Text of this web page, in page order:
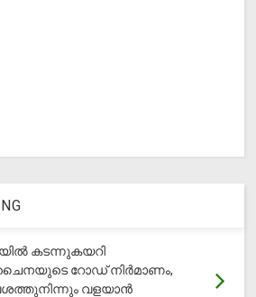
കടന്നുകയറി
ചൈനയുടെ റോഡ് നിർമാണം,
വളയാൻ